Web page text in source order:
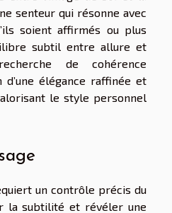
senteur qui résonne avec
soient affirmés ou plus
subtil entre allure et
de cohérence
élégance raffinée et
le style personnel
un contrôle précis du
la subtilité et révéler une